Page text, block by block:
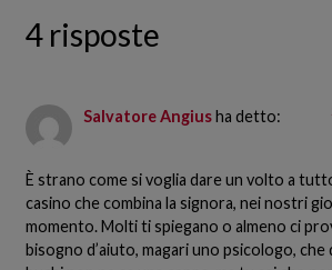
4 risposte
Salvatore Angius ha detto:
È strano come si voglia dare un volto a
casino che combina la signora, nei nostri
momento. Molti ti spiegano o almeno ci
bisogno d’aiuto, magari uno psicologo, che